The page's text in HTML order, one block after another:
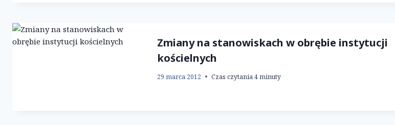
Zmiany na stanowiskach w obrębie instytucji
kościelnych
29 marca 2012 Czas czytania4minuty